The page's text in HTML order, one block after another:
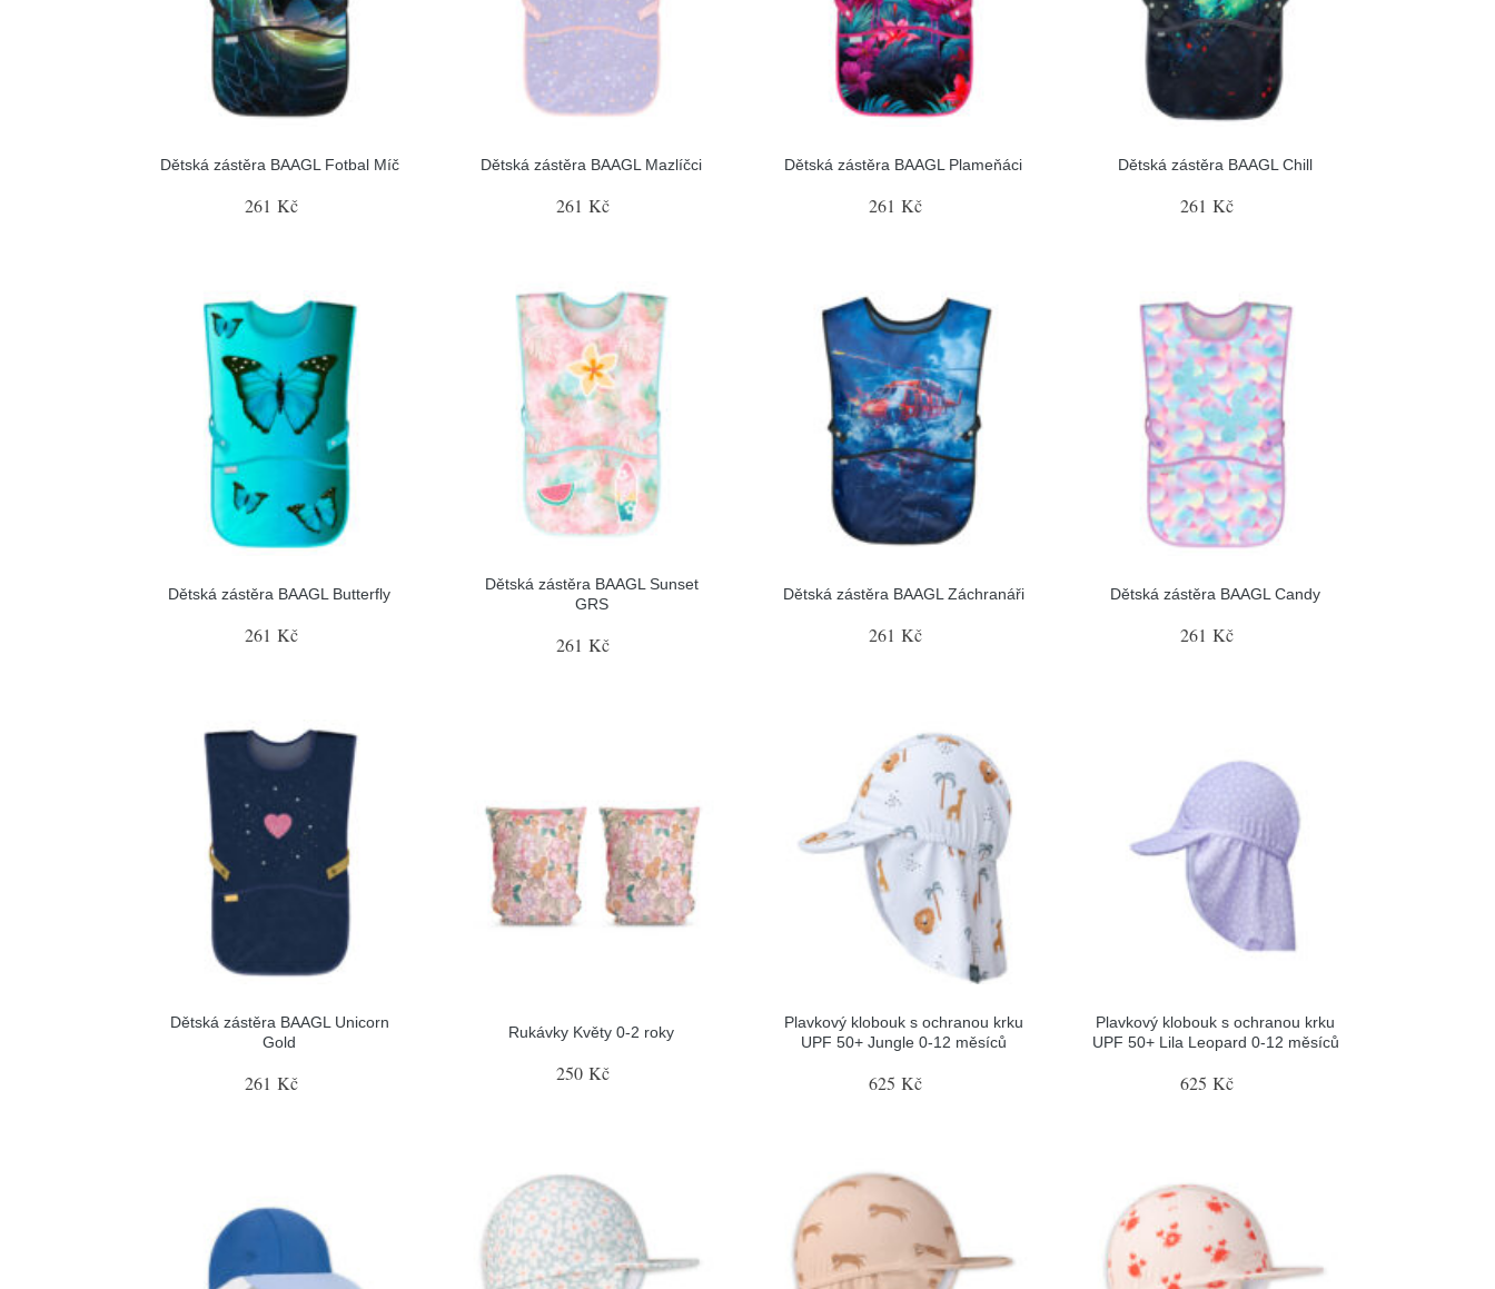
Dětská zástěra BAAGL Fotbal Míč
261 Kč
Dětská zástěra BAAGL Mazlíčci
261 Kč
Dětská zástěra BAAGL Plameňáci
261 Kč
Dětská zástěra BAAGL Chill
261 Kč
Dětská zástěra BAAGL Butterfly
261 Kč
Dětská zástěra BAAGL Sunset
GRS
261 Kč
Dětská zástěra BAAGL Záchranáři
261 Kč
Dětská zástěra BAAGL Candy
261 Kč
Dětská zástěra BAAGL Unicorn
Gold
261 Kč
Rukávky Květy 0-2 roky
250 Kč
Plavkový klobouk s ochranou krku
UPF 50+ Jungle 0-12 měsíců
625 Kč
Plavkový klobouk s ochranou krku
UPF 50+ Lila Leopard 0-12 měsíců
625 Kč